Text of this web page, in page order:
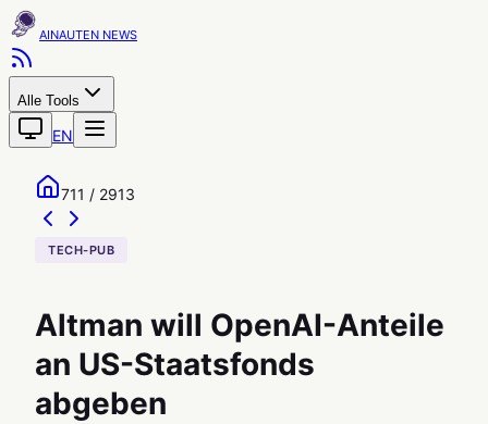
AINAUTEN
Alle Tools
EN
711 / 2913
TECH-PUB
Altman will OpenAI-Anteile
an US-Staatsfonds
abgeben